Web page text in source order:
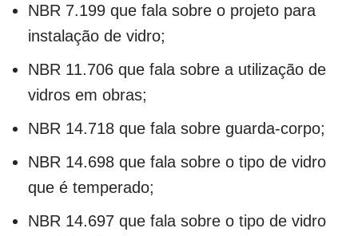
NBR 7.199 que fala sobre o projeto para
instalação de vidro;
NBR 11.706 que fala sobre a utilização de
vidros em obras;
NBR 14.718 que fala sobre guarda-corpo;
NBR 14.698 que fala sobre o tipo de vidro
que é temperado;
NBR 14.697 que fala sobre o tipo de vidro